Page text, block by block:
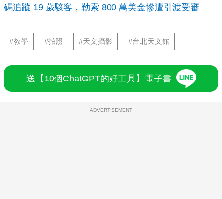
碼追蹤 19 歲駭客，勒索 800 萬美金慘遭引渡受審
#教學 #拍照 #天文攝影 #台北天文館
送【10個ChatGPT的好工具】電子書
ADVERTISEMENT